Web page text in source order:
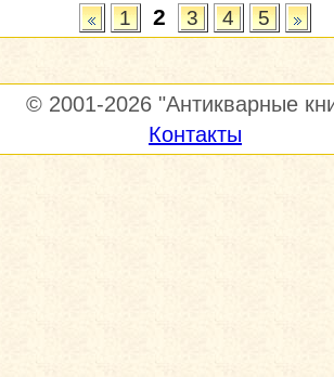
1
2 3 4 5
© 2001-2026 "Антикварные
Контакты